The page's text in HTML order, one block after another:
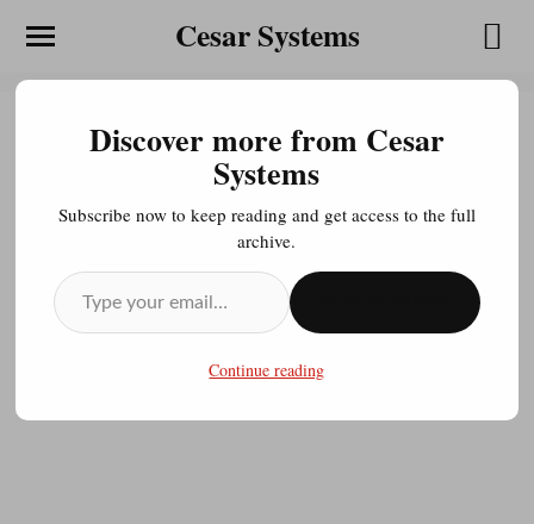
Cesar Systems
DRIVERS LENOVO G480
PARA WINDOWS 7 64 BITS
JULIOCESAR20200413 MARZO 29, 2015
v=oRhc11oM-Ks&hl=en&hd=1]
Discover more from Cesar
Systems
Subscribe now to keep reading and get access to the full
archive.
Continue reading